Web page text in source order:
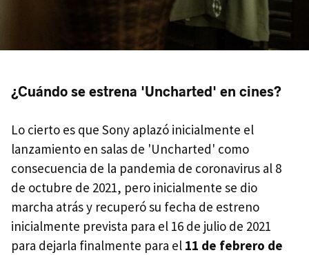
¿Cuándo se estrena 'Uncharted' en cines?
Lo cierto es que Sony aplazó inicialmente el
lanzamiento en salas de 'Uncharted' como
consecuencia de la pandemia de coronavirus al 8
de octubre de 2021, pero inicialmente se dio
marcha atrás y recuperó su fecha de estreno
inicialmente prevista para el 16 de julio de 2021
para dejarla finalmente para el 11 de febrero de